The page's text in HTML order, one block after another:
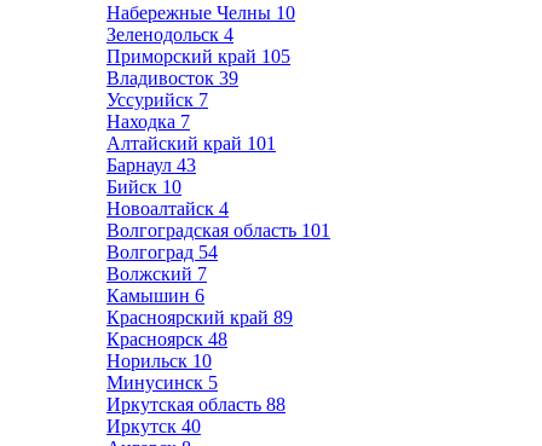
Набережные Челны 10
Зеленодольск 4
Приморский край 105
Владивосток 39
Уссурийск 7
Находка 7
Алтайский край 101
Барнаул 43
Бийск 10
Новоалтайск 4
Волгоградская область 101
Волгоград 54
Волжский 7
Камышин 6
Красноярский край 89
Красноярск 48
Норильск 10
Минусинск 5
Иркутская область 88
Иркутск 40